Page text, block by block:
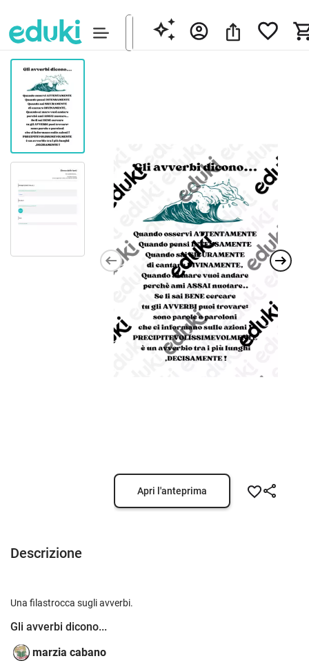
Apri l'anteprima
Descrizione
Una filastrocca sugli avverbi.
Gli avverbi dicono...
marzia cabano